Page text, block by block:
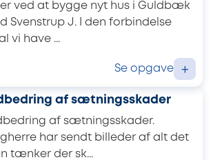
er ved at bygge nyt hus i Guldbæk
Svenstrup J. I den forbindelse
vi have ...
Se opgave +
af sætningsskader
af sætningsskader.
har sendt billeder af alt det
tænker der sk...